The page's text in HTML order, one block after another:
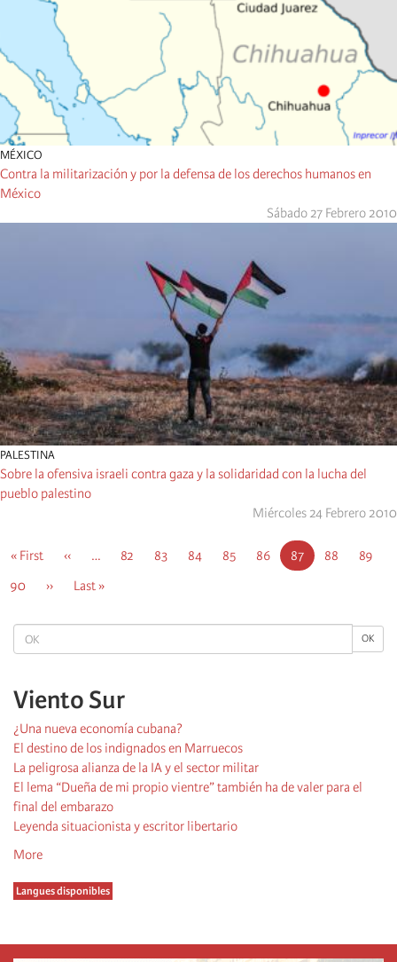
OK OK
Viento Sur
¿Una nueva economía cubana?
El destino de los indignados en Marruecos
La peligrosa alianza de la IA y el sector militar
El lema “Dueña de mi propio vientre” también ha de valer para el
final del embarazo
Leyenda situacionista y escritor libertario
More
Langues disponibles
MÉXICO
Contra la militarización y por la defensa de los derechos humanos en
México
Sábado 27 Febrero 2010
PALESTINA
Sobre la ofensiva israeli contra gaza y la solidaridad con la lucha del
pueblo palestino
Miércoles 24 Febrero 2010
First
« First
Previous
‹‹ … Página
82 Página
83 Página
84 Página
85 Página
86
Current
page
87 Página
88 Página
89
Página
90
Next
››
Last
Last »